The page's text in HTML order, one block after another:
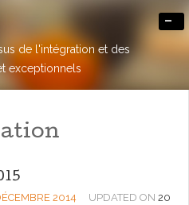
de l'intégration et des
exceptionnels
-
2014 UPDATED ON 20